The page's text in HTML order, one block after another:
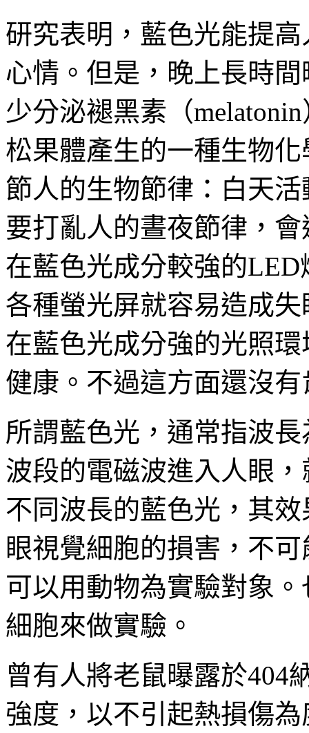
研究表明，藍色光能提
心情。但是，晚上長時
少分泌褪黑素（
松果體產生的一種生物
節人的生物節律：白天
要打亂人的晝夜節律，
在藍色光成分較強的
各種螢光屏就容易造成
在藍色光成分強的光照
健康。不過這方面還沒
所謂藍色光，通常指波
波段的電磁波進入人眼
不同波長的藍色光，其
眼視覺細胞的損害，不
可以用動物為實驗對象
細胞來做實驗。
曾有人將老鼠曝露於404
強度，以不引起熱損傷